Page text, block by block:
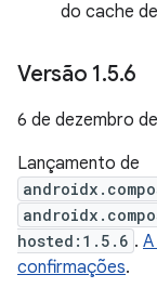
do cache
Versão 1.5.6
6 de dezembro
Lançamento de
hosted:1.5.6 .
confirmações.